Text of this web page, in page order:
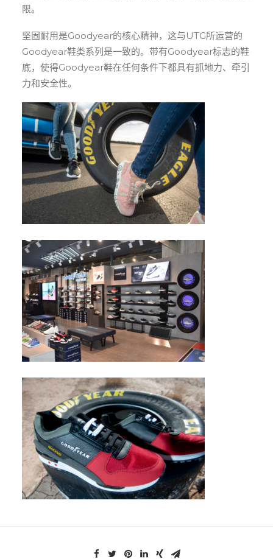
限。
坚固耐用是Goodyear的核心精神，这与UTG所运营的
Goodyear鞋类系列是一致的。带有Goodyear标志的鞋
底，使得Goodyear鞋在任何条件下都具有抓地力、牵引
力和安全性。